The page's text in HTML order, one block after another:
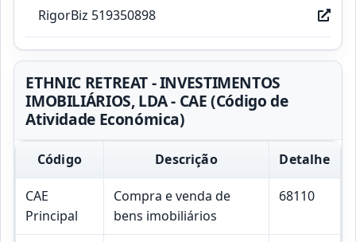
RigorBiz 519350898
ETHNIC RETREAT - INVESTIMENTOS
IMOBILIÁRIOS, LDA - CAE (Código de
Atividade Económica)
Código Descrição Detalhe
CAE
Principal
Compra e venda de
bens imobiliários
68110